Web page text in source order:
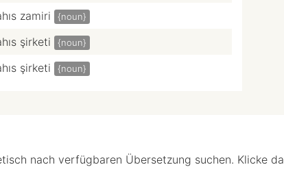
zamiri {noun}
şirketi {noun}
şirketi {noun}
nach verfügbaren Übersetzung suchen. Klicke